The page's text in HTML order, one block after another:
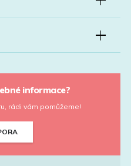
informace?
rádi vám pomůžeme!